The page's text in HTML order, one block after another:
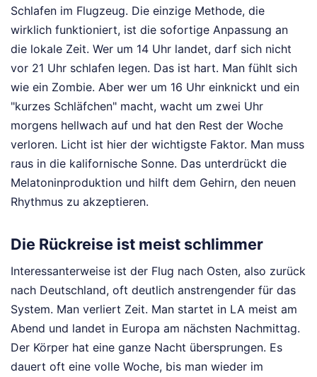
Schlafen im Flugzeug. Die einzige Methode, die
wirklich funktioniert, ist die sofortige Anpassung an
die lokale Zeit. Wer um 14 Uhr landet, darf sich nicht
vor 21 Uhr schlafen legen. Das ist hart. Man fühlt sich
wie ein Zombie. Aber wer um 16 Uhr einknickt und ein
"kurzes Schläfchen" macht, wacht um zwei Uhr
morgens hellwach auf und hat den Rest der Woche
verloren. Licht ist hier der wichtigste Faktor. Man muss
raus in die kalifornische Sonne. Das unterdrückt die
Melatoninproduktion und hilft dem Gehirn, den neuen
Rhythmus zu akzeptieren.
Die Rückreise ist meist schlimmer
Interessanterweise ist der Flug nach Osten, also zurück
nach Deutschland, oft deutlich anstrengender für das
System. Man verliert Zeit. Man startet in LA meist am
Abend und landet in Europa am nächsten Nachmittag.
Der Körper hat eine ganze Nacht übersprungen. Es
dauert oft eine volle Woche, bis man wieder im